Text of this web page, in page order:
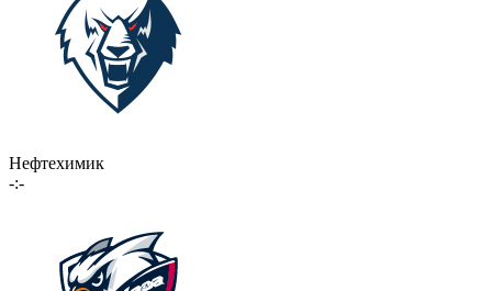
Нефтехимик
-:-